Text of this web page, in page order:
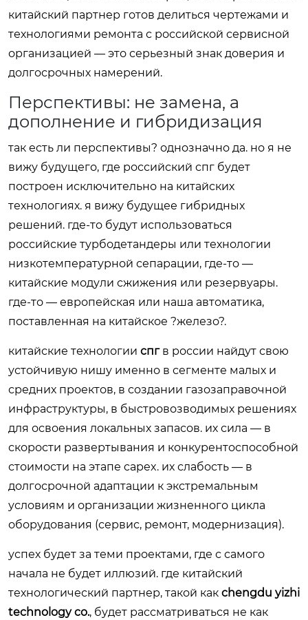
китайский партнер готов делиться чертежами и
технологиями ремонта с российской сервисной
организацией — это серьезный знак доверия и
долгосрочных намерений.
Перспективы: не замена, а
дополнение и гибридизация
так есть ли перспективы? однозначно да. но я не
вижу будущего, где российский спг будет
построен исключительно на китайских
технологиях. я вижу будущее гибридных
решений. где-то будут использоваться
российские турбодетандеры или технологии
низкотемпературной сепарации, где-то —
китайские модули сжижения или резервуары.
где-то — европейская или наша автоматика,
поставленная на китайское ?железо?.
китайские технологии спгв россии найдут свою
устойчивую нишу именно в сегменте малых и
средних проектов, в создании газозаправочной
инфраструктуры, в быстровозводимых решениях
для освоения локальных запасов. их сила — в
скорости развертывания и конкурентоспособной
стоимости на этапе capex. их слабость — в
долгосрочной адаптации к экстремальным
условиям и организации жизненного цикла
оборудования (сервис, ремонт, модернизация).
успех будет за теми проектами, где с самого
начала не будет иллюзий. где китайский
технологический партнер, такой как chengdu yizhi
technology co., будет рассматриваться не как